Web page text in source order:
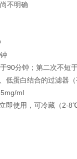
不明确
90分钟；第二次不短
低蛋白结合的过滤器（
ml
即使用，可冷藏（2-